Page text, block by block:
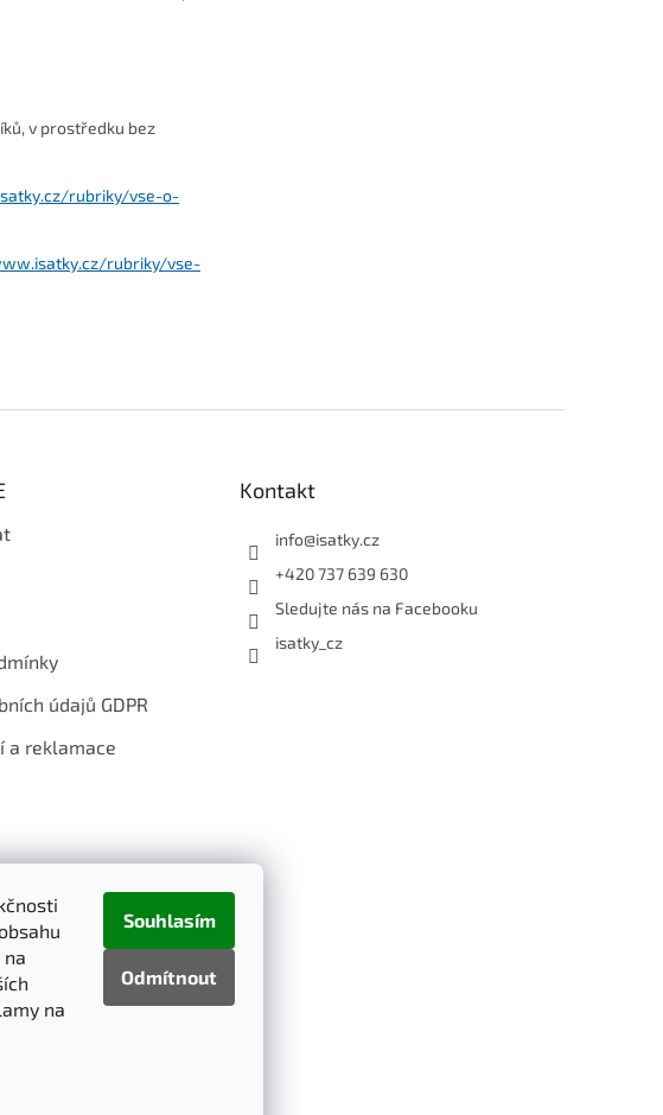
na
Odmítnout
Souhlasím
v prostředku bez
rubriky/vse-o-
rubriky/vse-
údajů GDPR
a reklamace
Kontakt
info@isatky.cz
+420 737 639 630
Sledujte nás na Facebooku
isatky_cz